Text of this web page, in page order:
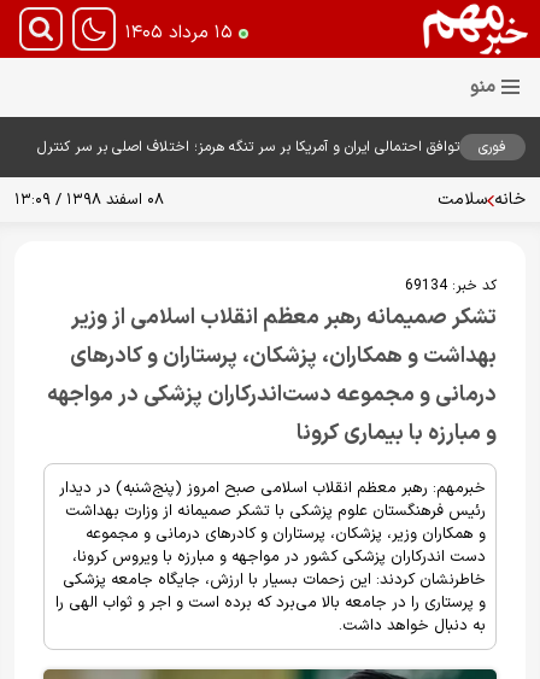
۱۵ مرداد ۱۴۰۵
فوری
توافق احتمالی ایران و آمریکا بر سر تنگه هرمز؛ اختلاف اصلی بر سر کنترل
خانه سلامت ۰۸ اسفند ۱۳۹۸ / ۱۳:۰۹
کد خبر:69134
تشکر صمیمانه رهبر معظم انقلاب اسلامی از وزیر
بهداشت و همکاران، پزشکان، پرستاران و کادرهای
درمانی و مجموعه دست‌اندرکاران پزشکی در مواجهه
و مبارزه با بیماری کرونا
خبرمهم: رهبر معظم انقلاب اسلامی صبح امروز (پنج‌شنبه) در دیدار
رئیس فرهنگستان علوم پزشکی با تشکر صمیمانه از وزارت بهداشت
و همکاران وزیر، پزشکان، پرستاران و کادرهای درمانی و مجموعه
دست اندرکاران پزشکی کشور در مواجهه و مبارزه با ویروس کرونا،
خاطرنشان کردند: این زحمات بسیار با ارزش، جایگاه جامعه پزشکی
و پرستاری را در جامعه بالا می‌برد که برده است و اجر و ثواب الهی را
به دنبال خواهد داشت.